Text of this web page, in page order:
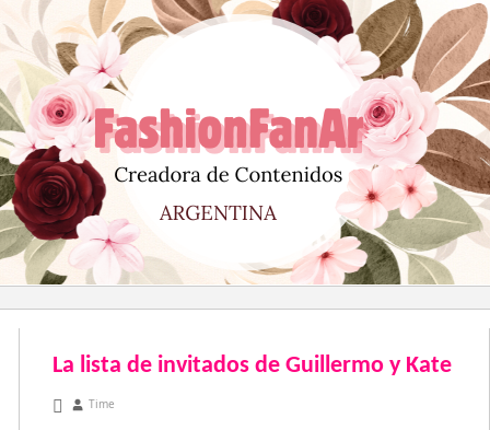
al
contenido
La lista de invitados de Guillermo y Kate
abril 26, 2011
Time